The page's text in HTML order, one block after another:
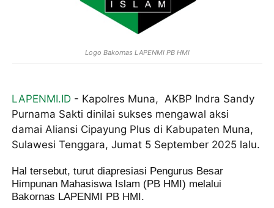
Logo Bakornas LAPENMI PB HMI
LAPENMI.ID - Kapolres Muna, AKBP Indra Sandy
Purnama Sakti dinilai sukses mengawal aksi
damai Aliansi Cipayung Plus di Kabupaten Muna,
Sulawesi Tenggara, Jumat 5 September 2025 lalu.
Hal tersebut, turut diapresiasi Pengurus Besar
Himpunan Mahasiswa Islam (PB HMI) melalui
Bakornas LAPENMI PB HMI.